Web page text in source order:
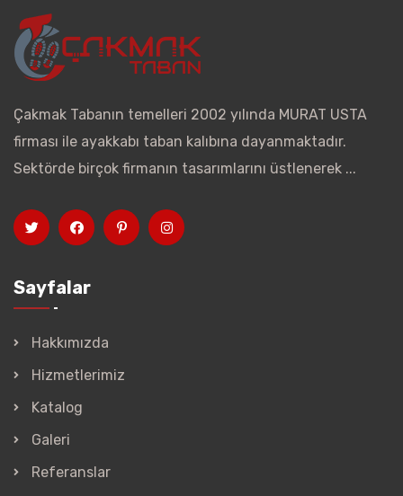
Çakmak Tabanın temelleri 2002 yılında MURAT USTA
firması ile ayakkabı taban kalıbına dayanmaktadır.
Sektörde birçok firmanın tasarımlarını üstlenerek ...
Sayfalar
Hakkımızda
Hizmetlerimiz
Katalog
Galeri
Referanslar